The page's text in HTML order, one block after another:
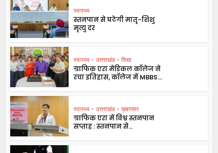
स्वास्थ्य
स्तनपान से घटेगी मातृ-शिशु
मृत्यु दर
स्वास्थ्य • उत्तराखंड • शिक्षा
ग्राफिक एरा मेडिकल कॉलेज ने
रचा इतिहास, कॉलेज में MBBS...
स्वास्थ्य • उत्तराखंड • ख़बरसार
ग्राफिक एरा में विश्व स्तनपान
सप्ताह : स्तनपान से...